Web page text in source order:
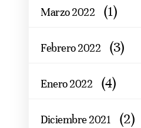
Marzo 2022 (1)
Febrero 2022 (3)
Enero 2022 (4)
Diciembre 2021 (2)